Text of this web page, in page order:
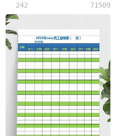
242 71509